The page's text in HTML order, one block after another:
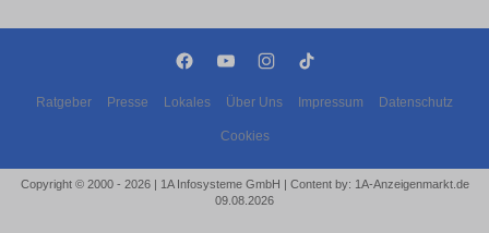
Ratgeber Presse Lokales Über Uns Impressum Datenschutz
Cookies
Copyright © 2000 - 2026 | 1A Infosysteme GmbH | Content by: 1A-Anzeigenmarkt.de
09.08.2026